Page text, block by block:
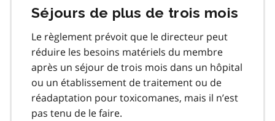
Séjours de plus de trois mois
Le règlement prévoit que le directeur peut
réduire les besoins matériels du membre
après un séjour de trois mois dans un hôpital
ou un établissement de traitement ou de
réadaptation pour toxicomanes, mais il n’est
pas tenu de le faire.